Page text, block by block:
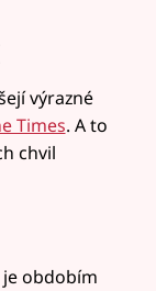
výrazné
Times. A to
chvil
obdobím